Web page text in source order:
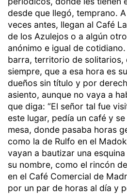
desde que llegó, temprano.
veces antes, llegan al Café
de los Azulejos o a algún
anónimo e igual de
barra, territorio de solitarios,
siempre, que a esa hora es
dueños sin título y por
asiento, aunque no vaya a
que diga: “El señor tal fue
este lugar, pedía un café y
mesa, donde pasaba horas
como la de Rulfo en el
vayan a bautizar una
su nombre, como el rincón
en el Café Comercial de
por un par de horas al día y